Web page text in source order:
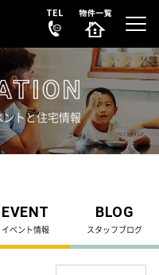
HOUSE
SECONDHAND
トと住宅情報
EVENT
イベント情報
BLOG
スタッフブログ